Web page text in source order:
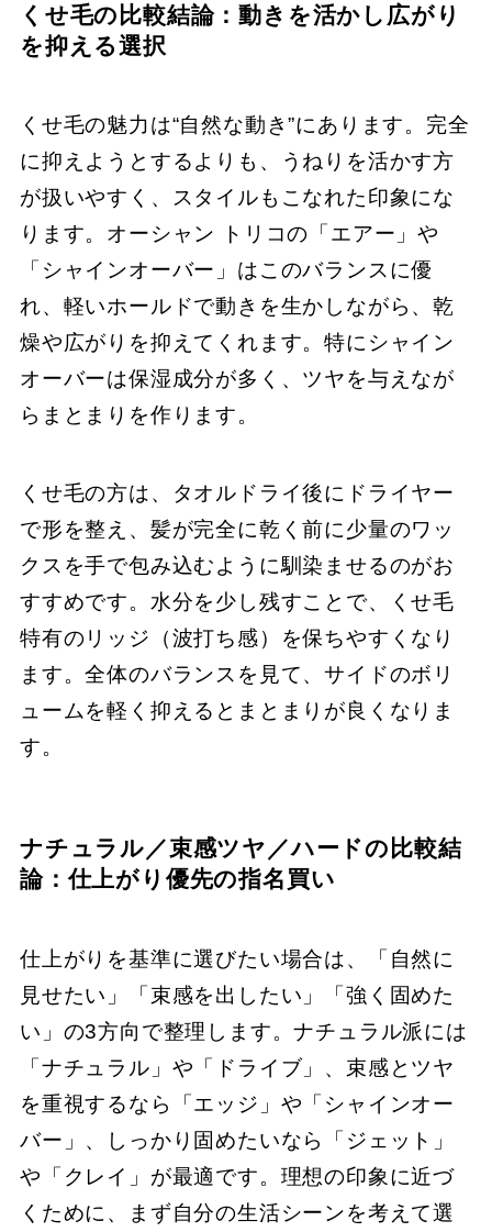
くせ毛の比較結論：動きを活かし広がり
を抑える選択
くせ毛の魅力は“自然な動き”にあります。完全
に抑えようとするよりも、うねりを活かす方
が扱いやすく、スタイルもこなれた印象にな
ります。オーシャン トリコの「エアー」や
「シャインオーバー」はこのバランスに優
れ、軽いホールドで動きを生かしながら、乾
燥や広がりを抑えてくれます。特にシャイン
オーバーは保湿成分が多く、ツヤを与えなが
らまとまりを作ります。
くせ毛の方は、タオルドライ後にドライヤー
で形を整え、髪が完全に乾く前に少量のワッ
クスを手で包み込むように馴染ませるのがお
すすめです。水分を少し残すことで、くせ毛
特有のリッジ（波打ち感）を保ちやすくなり
ます。全体のバランスを見て、サイドのボリ
ュームを軽く抑えるとまとまりが良くなりま
す。
ナチュラル／束感ツヤ／ハードの比較結
論：仕上がり優先の指名買い
仕上がりを基準に選びたい場合は、「自然に
見せたい」「束感を出したい」「強く固めた
い」の3方向で整理します。ナチュラル派には
「ナチュラル」や「ドライブ」、束感とツヤ
を重視するなら「エッジ」や「シャインオー
バー」、しっかり固めたいなら「ジェット」
や「クレイ」が最適です。理想の印象に近づ
くために、まず自分の生活シーンを考えて選